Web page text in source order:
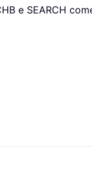
e SEARCH